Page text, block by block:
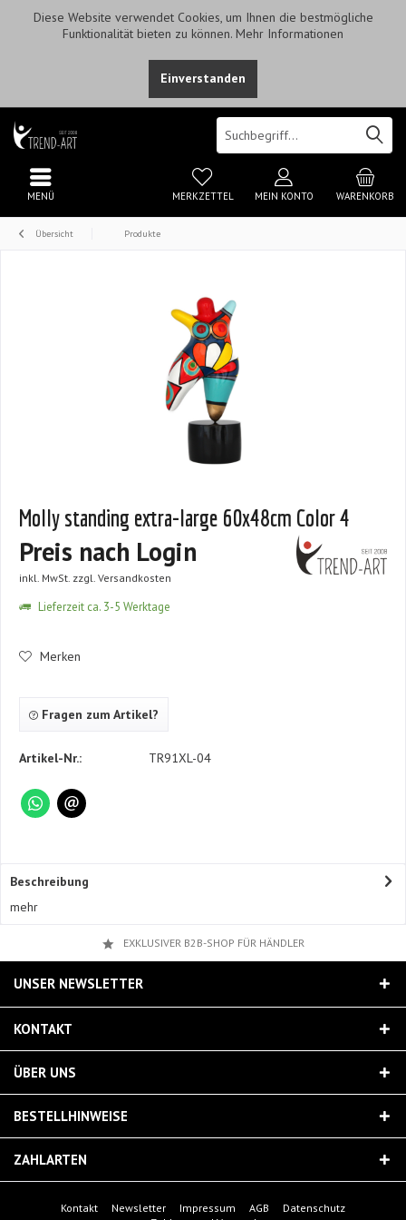
Diese Website verwendet Cookies, um Ihnen die bestmögliche
Funktionalität bieten zu können. Mehr Informationen
Einverstanden
WARENKORB
MERKZETTEL MEIN KONTO
MENÜ
Übersicht Produkte
Molly standing extra-large 60x48cm Color 4
Preis nach Login
inkl. MwSt. zzgl. Versandkosten
Lieferzeit ca. 3-5 Werktage
Merken
Fragen zum Artikel?
Artikel-Nr.: TR91XL-04
Beschreibung
mehr
EXKLUSIVER B2B-SHOP FÜR HÄNDLER
UNSER NEWSLETTER
KONTAKT
ÜBER UNS
BESTELLHINWEISE
ZAHLARTEN
Kontakt Newsletter Impressum AGB
Datenschutz